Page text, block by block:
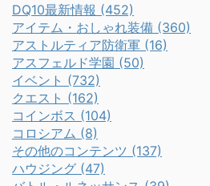
DQ10最新情報 (452)
アイテム・おしゃれ装備 (360)
アストルティア防衛軍 (16)
アスフェルド学園 (50)
イベント (732)
クエスト (162)
コインボス (104)
コロシアム (8)
その他のコンテンツ (137)
ハウジング (47)